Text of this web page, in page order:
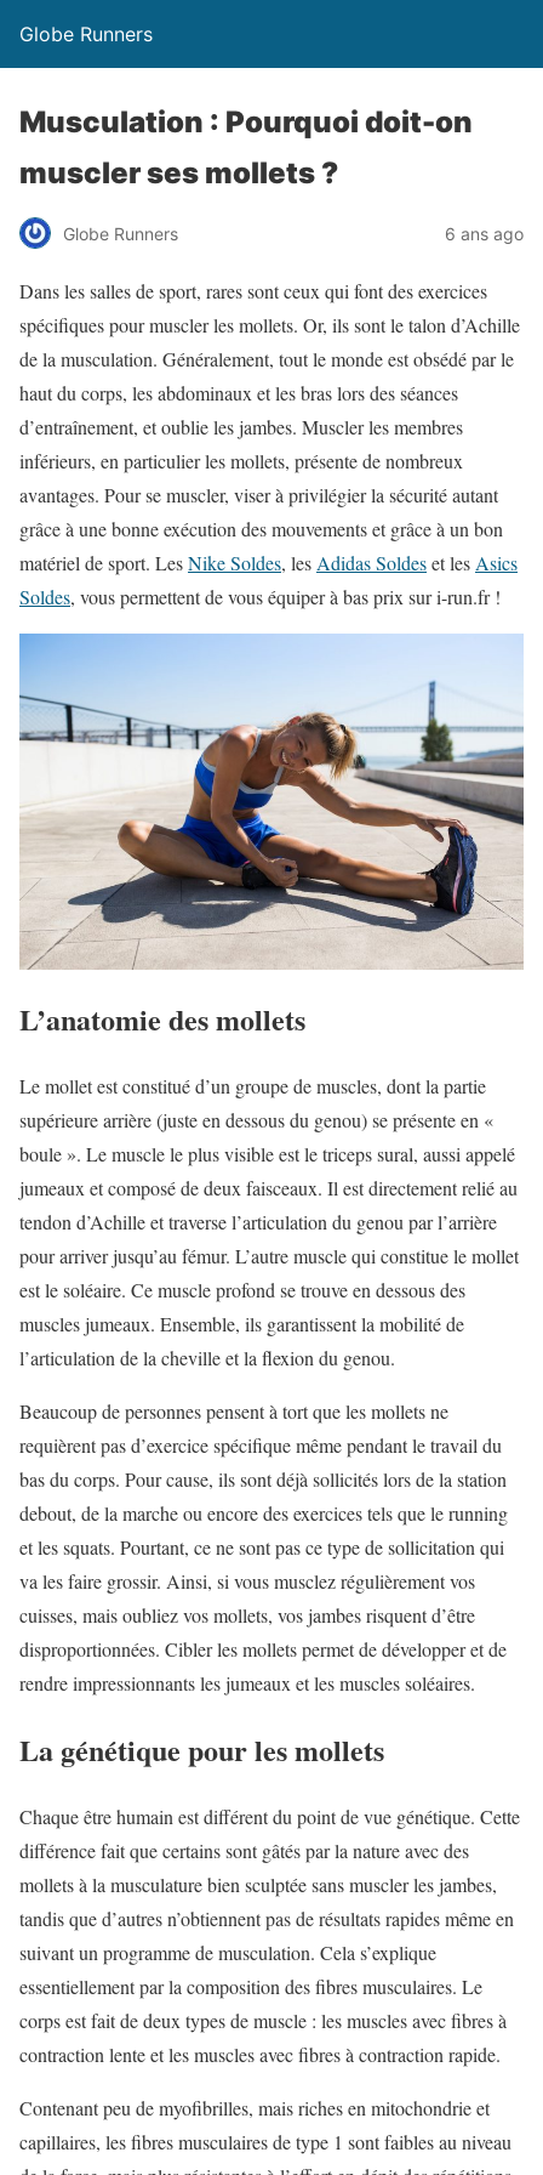
Globe Runners
Musculation : Pourquoi doit-on
muscler ses mollets ?
Globe Runners 6 ans ago
Dans les salles de sport, rares sont ceux qui font des exercices
spécifiques pour muscler les mollets. Or, ils sont le talon d’Achille
de la musculation. Généralement, tout le monde est obsédé par le
haut du corps, les abdominaux et les bras lors des séances
d’entraînement, et oublie les jambes. Muscler les membres
inférieurs, en particulier les mollets, présente de nombreux
avantages. Pour se muscler, viser à privilégier la sécurité autant
grâce à une bonne exécution des mouvements et grâce à un bon
matériel de sport. LesNike Soldes, les Adidas Soldeset les Asics
Soldes, vous permettent de vous équiper à bas prix sur i-run.fr !
L’anatomie des mollets
Le mollet est constitué d’un groupe de muscles, dont la partie
supérieure arrière (juste en dessous du genou) se présente en «
boule ». Le muscle le plus visible est le triceps sural, aussi appelé
jumeaux et composé de deux faisceaux. Il est directement relié au
tendon d’Achille et traverse l’articulation du genou par l’arrière
pour arriver jusqu’au fémur. L’autre muscle qui constitue le mollet
est le soléaire. Ce muscle profond se trouve en dessous des
muscles jumeaux. Ensemble, ils garantissent la mobilité de
l’articulation de la cheville et la flexion du genou.
Beaucoup de personnes pensent à tort que les mollets ne
requièrent pas d’exercice spécifique même pendant le travail du
bas du corps. Pour cause, ils sont déjà sollicités lors de la station
debout, de la marche ou encore des exercices tels que le running
et les squats. Pourtant, ce ne sont pas ce type de sollicitation qui
va les faire grossir. Ainsi, si vous musclez régulièrement vos
cuisses, mais oubliez vos mollets, vos jambes risquent d’être
disproportionnées. Cibler les mollets permet de développer et de
rendre impressionnants les jumeaux et les muscles soléaires.
La génétique pour les mollets
Chaque être humain est différent du point de vue génétique. Cette
différence fait que certains sont gâtés par la nature avec des
mollets à la musculature bien sculptée sans muscler les jambes,
tandis que d’autres n’obtiennent pas de résultats rapides même en
suivant un programme de musculation. Cela s’explique
essentiellement par la composition des fibres musculaires. Le
corps est fait de deux types de muscle : les muscles avec fibres à
contraction lente et les muscles avec fibres à contraction rapide.
Contenant peu de myofibrilles, mais riches en mitochondrie et
capillaires, les fibres musculaires de type 1 sont faibles au niveau